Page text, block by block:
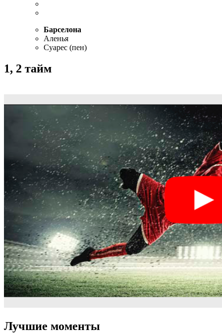
Барселона
Аленья
Суарес (пен)
1, 2 тайм
Лучшие моменты